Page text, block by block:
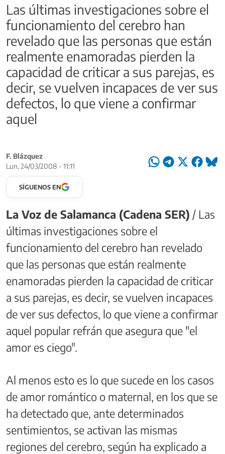
Las últimas investigaciones sobre el
funcionamiento del cerebro han
revelado que las personas que están
realmente enamoradas pierden la
capacidad de criticar a sus parejas, es
decir, se vuelven incapaces de ver sus
defectos, lo que viene a confirmar
aquel
F. Blázquez
Lun, 24/03/2008 - 11:11
SÍGUENOS EN
La Voz de Salamanca (Cadena SER) / Las
últimas investigaciones sobre el
funcionamiento del cerebro han revelado
que las personas que están realmente
enamoradas pierden la capacidad de criticar
a sus parejas, es decir, se vuelven incapaces
de ver sus defectos, lo que viene a confirmar
aquel popular refrán que asegura que "el
amor es ciego".
Al menos esto es lo que sucede en los casos
de amor romántico o maternal, en los que se
ha detectado que, ante determinados
sentimientos, se activan las mismas
regiones del cerebro, según ha explicado a